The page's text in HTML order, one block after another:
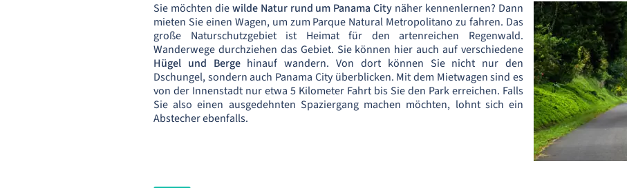
Sie möchten diewilde Natur rund um Panama City näher kennenlernen? Dann
mieten Sie einen Wagen, um zum Parque Natural Metropolitano zu fahren. Das
große Naturschutzgebiet ist Heimat für den artenreichen Regenwald.
Wanderwege durchziehen das Gebiet. Sie können hier auch auf verschiedene
Hügel und Berge hinauf wandern. Von dort können Sie nicht nur den
Dschungel, sondern auch Panama City überblicken. Mit dem Mietwagen sind es
von der Innenstadt nur etwa 5 Kilometer Fahrt bis Sie den Park erreichen. Falls
Sie also einen ausgedehnten Spaziergang machen möchten, lohnt sich ein
Abstecher ebenfalls.